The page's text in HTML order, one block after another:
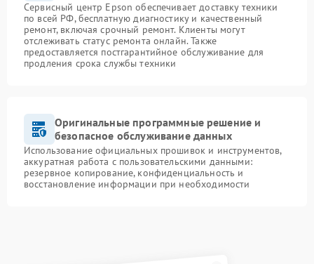
Сервисный центр Epson обеспечивает доставку техники
по всей РФ, бесплатную диагностику и качественный
ремонт, включая срочный ремонт. Клиенты могут
отслеживать статус ремонта онлайн. Также
предоставляется постгарантийное обслуживание для
продления срока службы техники
Оригинальные программные решение и
безопасное обслуживание данных
Использование официальных прошивок и инструментов,
аккуратная работа с пользовательскими данными:
резервное копирование, конфиденциальность и
восстановление информации при необходимости